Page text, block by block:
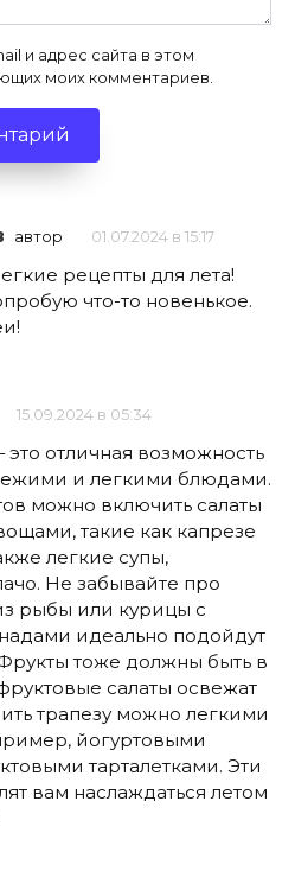
и адрес сайта в этом
моих комментариев.
автор 01.07.2024 в 15:17
рецепты для лета!
что-то новенькое.
15.09.2024 в 05:34
отличная возможность
и легкими блюдами.
можно включить салаты
такие как капрезе
легкие супы,
Не забывайте про
рыбы или курицы с
идеально подойдут
тоже должны быть в
салаты освежат
трапезу можно легкими
йогуртовыми
тарталетками. Эти
вам наслаждаться летом